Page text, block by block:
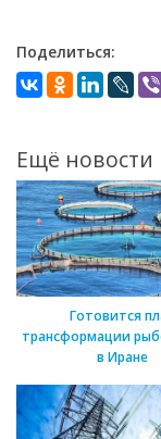
Поделиться:
Ещё новости
Готовится
трансформации
в Иране